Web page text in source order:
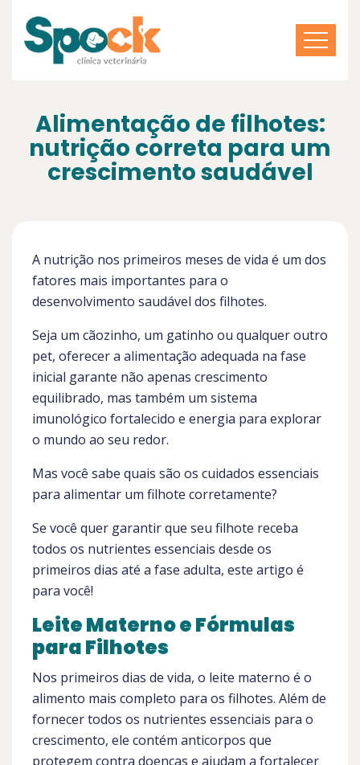
Alimentação de filhotes:
nutrição correta para um
crescimento saudável
A nutrição nos primeiros meses de vida é um dos
fatores mais importantes para o
desenvolvimento saudável dos filhotes.
Seja um cãozinho, um gatinho ou qualquer outro
pet, oferecer a alimentação adequada na fase
inicial garante não apenas crescimento
equilibrado, mas também um sistema
imunológico fortalecido e energia para explorar
o mundo ao seu redor.
Mas você sabe quais são os cuidados essenciais
para alimentar um filhote corretamente?
Se você quer garantir que seu filhote receba
todos os nutrientes essenciais desde os
primeiros dias até a fase adulta, este artigo é
para você!
Leite Materno e Fórmulas
para Filhotes
Nos primeiros dias de vida, o leite materno é o
alimento mais completo para os filhotes. Além de
fornecer todos os nutrientes essenciais para o
crescimento, ele contém anticorpos que
protegem contra doenças e ajudam a fortalecer